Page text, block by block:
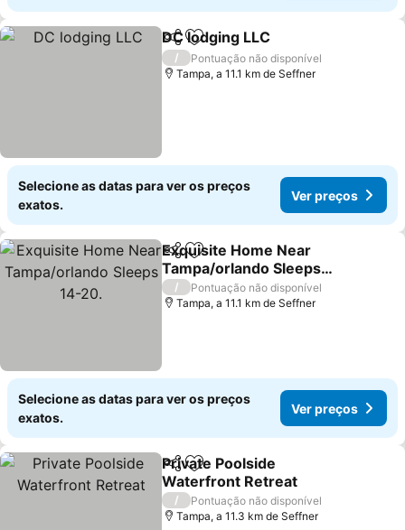
PartilharAdicionar aos favoritos
DC lodging LLC
/
Pontuação não disponível
Tampa, a 11.1 km de Seffner
Selecione as datas para ver os preços
exatos.
Ver preços
PartilharAdicionar aos favoritos
Exquisite Home Near
Tampa/orlando Sleeps
14-20.
Ver preços
/
Pontuação não disponível
Tampa, a 11.1 km de Seffner
Selecione as datas para ver os preços
exatos.
Ver preços
PartilharAdicionar aos favoritos
Private Poolside
Waterfront Retreat
Ver preços
/
Pontuação não disponível
Tampa, a 11.3 km de Seffner